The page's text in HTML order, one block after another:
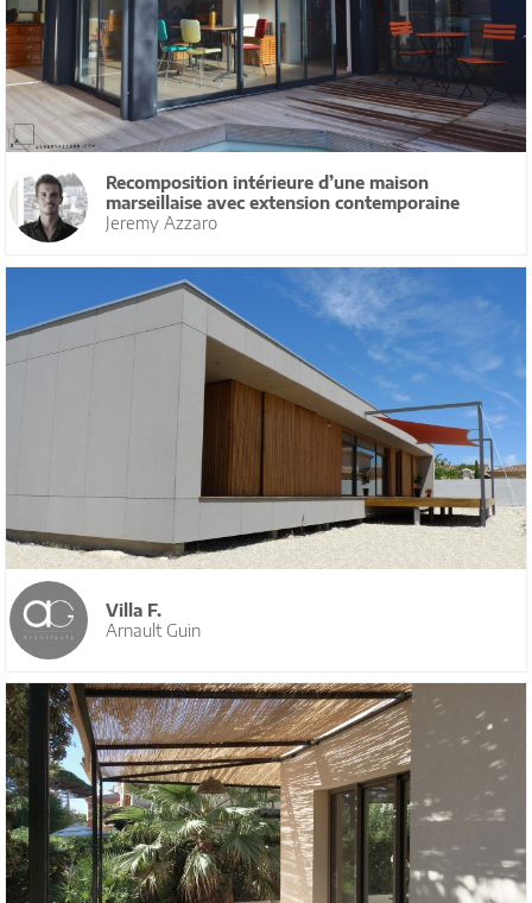
Recomposition intérieure d’une maison
marseillaise avec extension contemporaine
Jeremy Azzaro
Villa F.
Arnault Guin